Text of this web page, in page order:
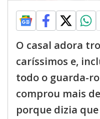
O casal adora
caríssimos e,
todo o guarda-
comprou mais
porque dizia